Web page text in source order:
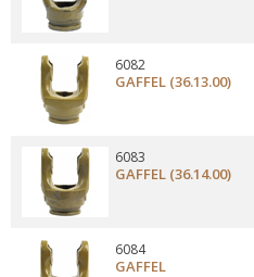
GAFFEL (36.13.00)
6082
GAFFEL (36.14.00)
6083
GAFFEL
6084